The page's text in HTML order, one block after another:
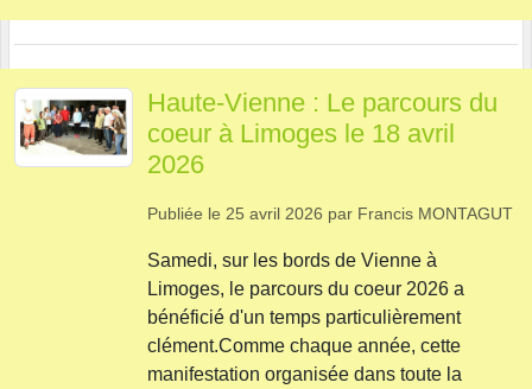
Haute-Vienne : Le parcours du
coeur à Limoges le 18 avril
2026
Publiée le 25 avril 2026 par Francis MONTAGUT
Samedi, sur les bords de Vienne à
Limoges, le parcours du coeur 2026 a
bénéficié d'un temps particulièrement
clément.Comme chaque année, cette
manifestation organisée dans toute la